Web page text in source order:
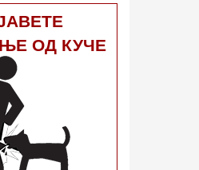
ОД КУЧЕ